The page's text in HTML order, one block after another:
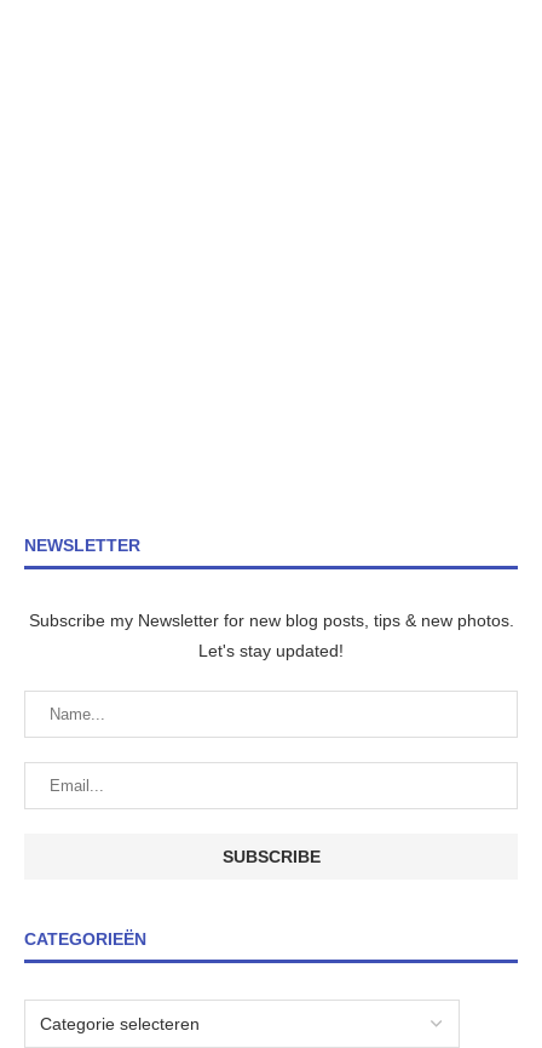
NEWSLETTER
Subscribe my Newsletter for new blog posts, tips & new photos.
Let's stay updated!
CATEGORIEËN